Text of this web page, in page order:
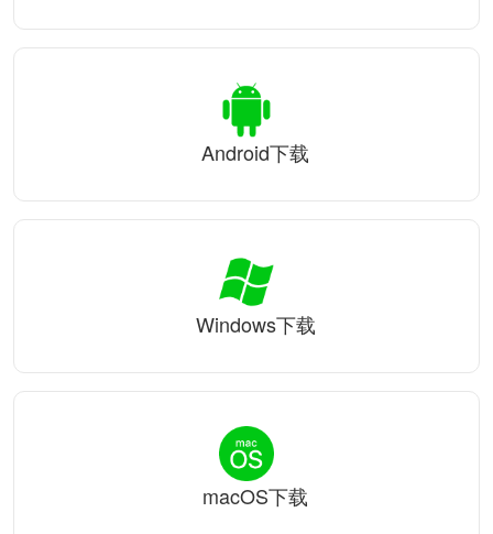
Android下载
Windows下载
macOS下载